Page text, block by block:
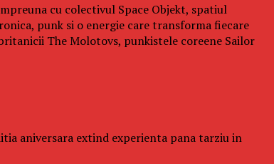
cu colectivul Space Objekt, spatiul
punk si o energie care transforma fiecare
The Molotovs, punkistele coreene Sailor
aniversara extind experienta pana tarziu in